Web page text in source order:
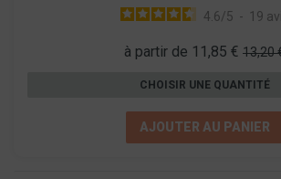
4.6/5 - 19
à partir de 11,85 € 13,20
CHOISIR UNE QUANTITÉ
AJOUTER AU PANIER